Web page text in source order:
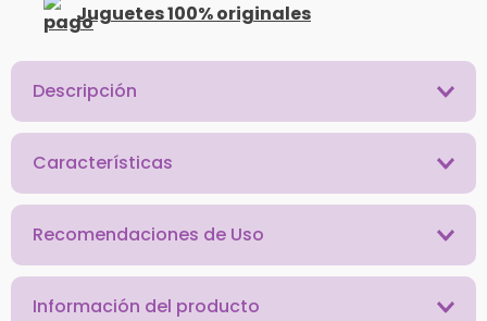
Juguetes 100% originales
Descripción
Características
Recomendaciones de Uso
Información del producto